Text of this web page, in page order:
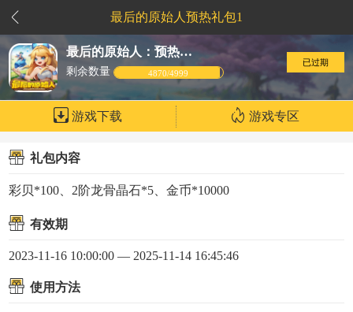
最后的原始人预热礼包1
已过期
最后的原始人：预热礼包1
剩余数量 4870/4999
游戏下载 游戏专区
礼包内容
彩贝*100、2阶龙骨晶石*5、金币*10000
有效期
2023-11-16 10:00:00 — 2025-11-14 16:45:46
使用方法